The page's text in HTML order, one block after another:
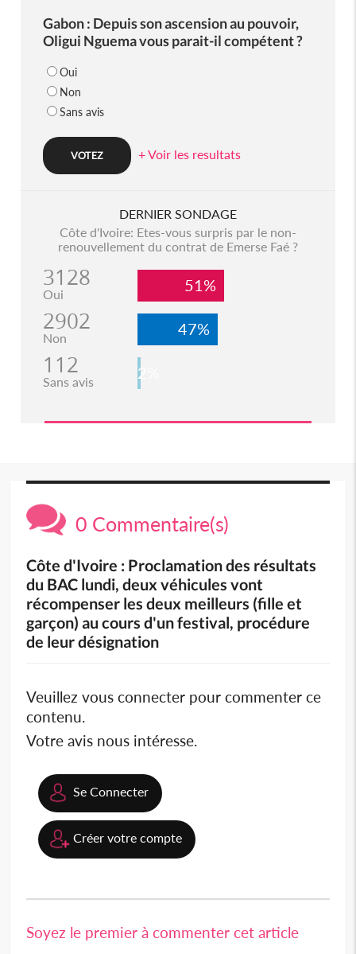
Gabon : Depuis son ascension au pouvoir,
Oligui Nguema vous parait-il compétent ?
Oui
Non
Sans avis
+ Voir les resultats
DERNIER SONDAGE
Côte d'Ivoire: Etes-vous surpris par le non-
renouvellement du contrat de Emerse Faé ?
3128
Oui 51%
2902
Non 47%
112
Sans avis 2%
0 Commentaire(s)
Côte d'Ivoire : Proclamation des résultats
du BAC lundi, deux véhicules vont
récompenser les deux meilleurs (fille et
garçon) au cours d'un festival, procédure
de leur désignation
Veuillez vous connecter pour commenter ce
contenu.
Votre avis nous intéresse.
Se Connecter
Créer votre compte
Soyez le premier à commenter cet article